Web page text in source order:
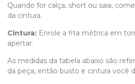
Quando for calça, short ou saia,
da cintura.
Cintura: Enrole a fita métrica em
apertar.
As medidas da tabela abaixo são
da peça, então busto e cintura você